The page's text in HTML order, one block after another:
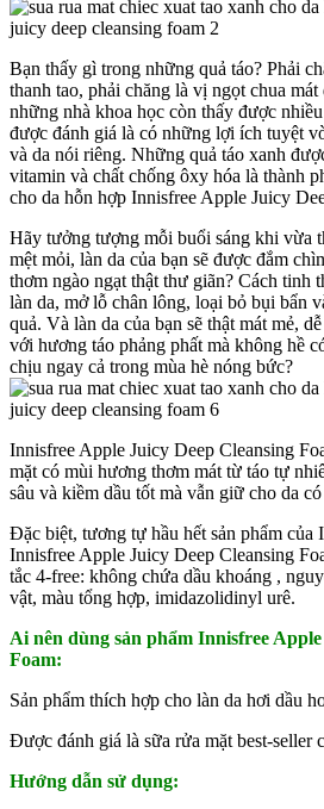
Bạn thấy gì trong những quả táo? Phải
thanh tao, phải chăng là vị ngọt chua
những nhà khoa học còn thấy được
được đánh giá là có những lợi ích tuyệt
và da nói riêng. Những quả táo xanh
vitamin và chất chống ôxy hóa là thành
cho da hỗn hợp Innisfree Apple Juicy
Hãy tưởng tượng mỗi buổi sáng khi vừa
mệt mỏi, làn da của bạn sẽ được đắm
thơm ngào ngạt thật thư giãn? Cách tinh
làn da, mở lỗ chân lông, loại bỏ bụi bẩn
quả. Và làn da của bạn sẽ thật mát mẻ,
với hương táo phảng phất mà không hề
chịu ngay cả trong mùa hè nóng bức?
Innisfree Apple Juicy Deep Cleansing
mặt có mùi hương thơm mát từ táo tự
sâu và kiềm dầu tốt mà vẫn giữ cho da
Đặc biệt, tương tự hầu hết sản phẩm của
Innisfree Apple Juicy Deep Cleansing
tắc 4-free: không chứa dầu khoáng ,
vật, màu tổng hợp, imidazolidinyl urê.
Ai nên dùng sản phẩm Innisfree
Foam:
Sản phẩm thích hợp cho làn da hơi dầu
Được đánh giá là sữa rửa mặt best-seller
Hướng dẫn sử dụng: